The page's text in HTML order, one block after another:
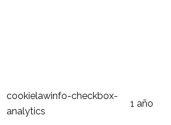
cookielawinfo-checkbox-
analytics
1 año